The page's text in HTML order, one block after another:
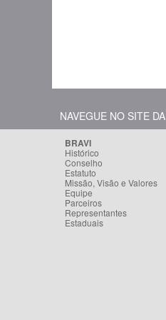
NAVEGUE NO SITE
BRAVI
Histórico
Conselho
Estatuto
Missão, Visão e Valores
Equipe
Parceiros
Representantes
Estaduais